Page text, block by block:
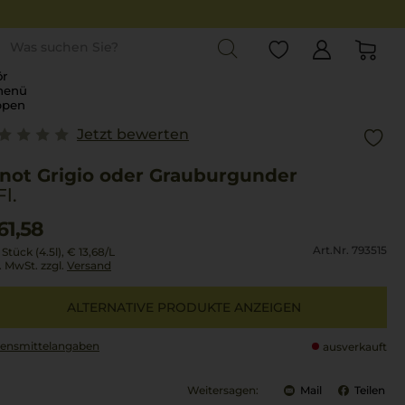
Jetzt bewerten
Grigio oder Grauburgunder
(4.5l), € 13,68/L
MwSt. zzgl. Versand
Art.Nr. 793515
ALTERNATIVE PRODUKTE ANZEIGEN
ausverkauft
Weitersagen: Mail Teilen